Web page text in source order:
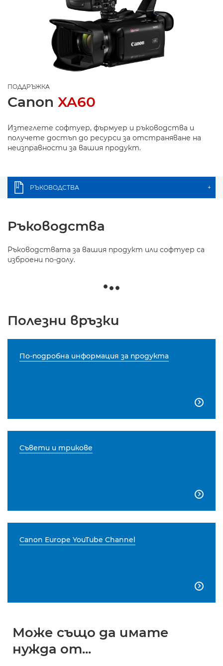
ПОДДРЪЖКА
Canon XA60
Изтеглете софтуер, фърмуер и ръководства и
получете достъп до ресурси за отстраняване на
неизправности за вашия продукт.
РЪКОВОДСТВА +
Ръководства
Ръководствата за вашия продукт или софтуер са
изброени по-долу.
Полезни връзки
По-подробна информация за продукта

Съвети и трикове

Canon Europe YouTube Channel

Може също да имате
нужда от...